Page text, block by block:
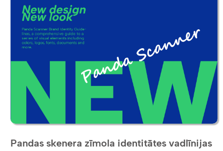
Pandas skenera zīmola identitātes vadlīnijas